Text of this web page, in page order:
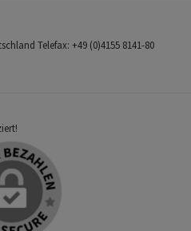
Telefax: +49 (0)4155 8141-80